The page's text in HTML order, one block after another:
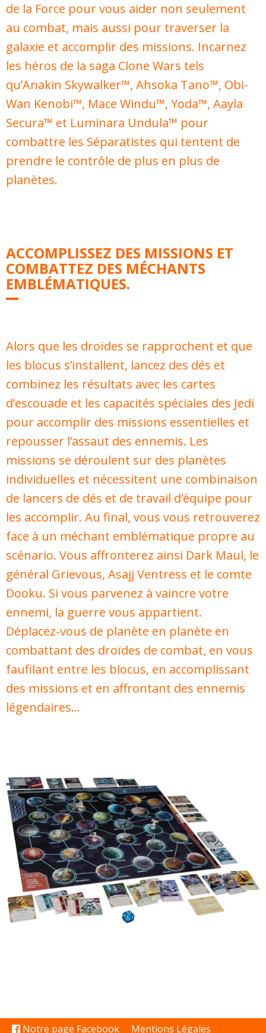
de la Force pour vous aider non seulement
au combat, mais aussi pour traverser la
galaxie et accomplir des missions. Incarnez
les héros de la saga Clone Wars tels
qu’Anakin Skywalker™, Ahsoka Tano™, Obi-
Wan Kenobi™, Mace Windu™, Yoda™, Aayla
Secura™ et Luminara Undula™ pour
combattre les Séparatistes qui tentent de
prendre le contrôle de plus en plus de
planètes.
ACCOMPLISSEZ DES MISSIONS ET
COMBATTEZ DES MÉCHANTS
EMBLÉMATIQUES.
Alors que les droïdes se rapprochent et que
les blocus s’installent, lancez des dés et
combinez les résultats avec les cartes
d’escouade et les capacités spéciales des Jedi
pour accomplir des missions essentielles et
repousser l’assaut des ennemis. Les
missions se déroulent sur des planètes
individuelles et nécessitent une combinaison
de lancers de dés et de travail d’équipe pour
les accomplir. Au final, vous vous retrouverez
face à un méchant emblématique propre au
scénario. Vous affronterez ainsi Dark Maul, le
général Grievous, Asajj Ventress et le comte
Dooku. Si vous parvenez à vaincre votre
ennemi, la guerre vous appartient.
Déplacez-vous de planète en planète en
combattant des droïdes de combat, en vous
faufilant entre les blocus, en accomplissant
des missions et en affrontant des ennemis
légendaires…
Notre page Facebook Mentions Légales